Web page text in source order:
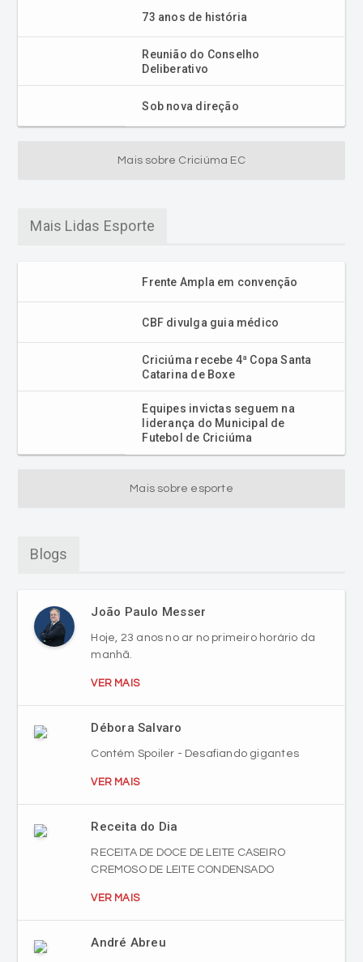
73 anos de história
Reunião do Conselho
Deliberativo
Sob nova direção
Mais sobre Criciúma EC
Mais Lidas Esporte
Frente Ampla em convenção
CBF divulga guia médico
Criciúma recebe 4ª Copa Santa
Catarina de Boxe
Equipes invictas seguem na
liderança do Municipal de
Futebol de Criciúma
Mais sobre esporte
Blogs
João Paulo Messer
Hoje, 23 anos no ar no primeiro horário da
manhã.
VER MAIS
Débora Salvaro
Contém Spoiler - Desafiando gigantes
VER MAIS
Receita do Dia
RECEITA DE DOCE DE LEITE CASEIRO
CREMOSO DE LEITE CONDENSADO
VER MAIS
André Abreu